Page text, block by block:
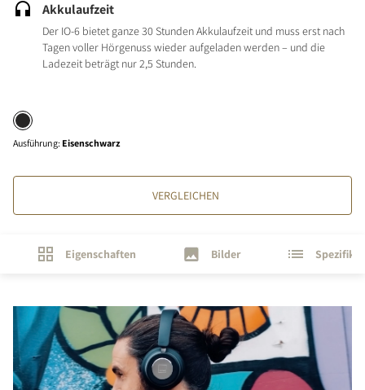
Akkulaufzeit
Der IO-6 bietet ganze 30 Stunden Akkulaufzeit und muss erst nach
Tagen voller Hörgenuss wieder aufgeladen werden – und die
Ladezeit beträgt nur 2,5 Stunden.
Ausführung: Eisenschwarz
VERGLEICHEN
Eigenschaften Bilder